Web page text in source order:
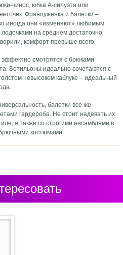
чинос, юбка А-силуэта или
Француженка и балетки –
иногда они «изменяют» любимым
на среднем достаточно
комфорт превыше всего.
эффектно смотрятся с брюками
Ботильоны идеально сочетаются с
невысоком каблуке – идеальный
балетки все же
гардероба. Не стоит надевать их
а также со строгими ансамблями в
костюмами.